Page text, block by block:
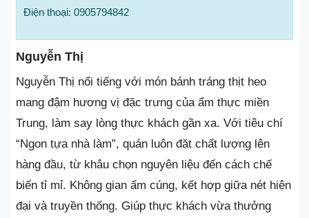
Điện thoại: 0905794842
Nguyễn Thị
Nguyễn Thị nổi tiếng với món bánh tráng thịt heo
mang đậm hương vị đặc trưng của ẩm thực miền
Trung, làm say lòng thực khách gần xa. Với tiêu chí
“Ngon tựa nhà làm”, quán luôn đặt chất lượng lên
hàng đầu, từ khâu chọn nguyên liệu đến cách chế
biến tỉ mỉ. Không gian ấm cúng, kết hợp giữa nét hiện
đại và truyền thống. Giúp thực khách vừa thưởng